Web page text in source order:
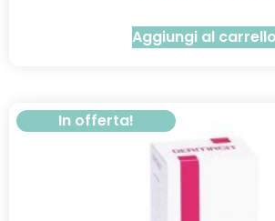
Aggiungi al carrello
In offerta!